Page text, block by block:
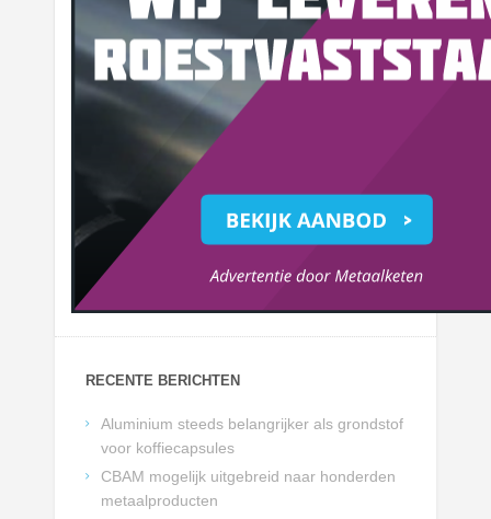
RECENTE BERICHTEN
Aluminium steeds belangrijker als grondstof
voor koffiecapsules
CBAM mogelijk uitgebreid naar honderden
metaalproducten